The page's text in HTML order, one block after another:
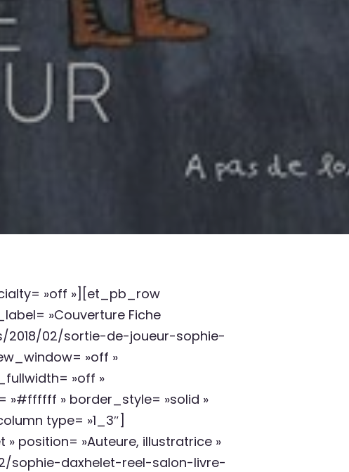
»off »][et_pb_row
»Couverture Fiche
2018/02/sortie-de-joueur-sophie-
»off »
»off »
»#ffffff » border_style= »solid »
type= »1_3″]
position= »Auteure, illustratrice »
sophie-daxhelet-reel-salon-livre-